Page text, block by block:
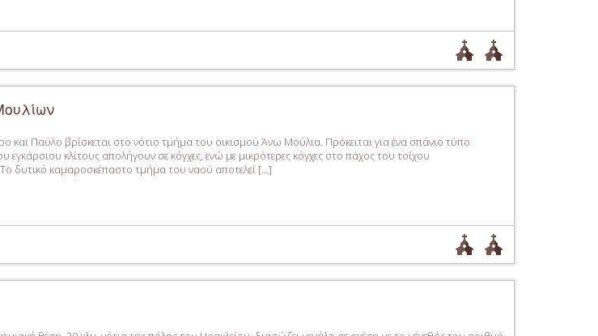
Παύλο βρίσκεται στο νότιο τμήμα του οικισμού Άνω Μούλια. Πρόκειται για ένα σπάνιο τύπο
εγκάρσιου κλίτους απολήγουν σε κόγχες, ενώ με μικρότερες κόγχες στο πάχος του τοίχου
δυτικό καμαροσκέπαστο τμήμα του ναού αποτελεί […]